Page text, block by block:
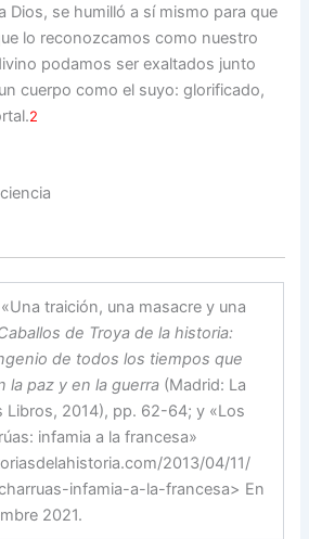
Dios, se humilló a sí mismo para que
lo reconozcamos como nuestro
podamos ser exaltados junto
cuerpo como el suyo: glorificado,
2
traición, una masacre y una
de Troya de la historia:
de todos los tiempos que
la paz y en la guerra (Madrid: La
Libros, 2014), pp. 62-64; y «Los
infamia a la francesa»
2013/04/11/
infamia-a-la-francesa> En
2021.